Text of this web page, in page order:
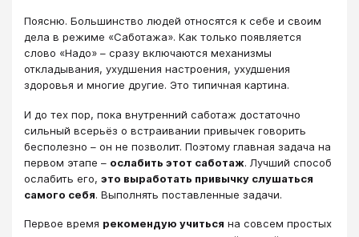
Поясню. Большинство людей относятся к себе и своим
дела в режиме «Саботажа». Как только появляется
слово «Надо» – сразу включаются механизмы
откладывания, ухудшения настроения, ухудшения
здоровья и многие другие. Это типичная картина.
И до тех пор, пока внутренний саботаж достаточно
сильный всерьёз о встраивании привычек говорить
бесполезно – он не позволит. Поэтому главная задача на
первом этапе – ослабить этот саботаж. Лучший способ
ослабить его, это выработать привычку слушаться
самого себя. Выполнять поставленные задачи.
Первое время рекомендую учиться на совсем простых